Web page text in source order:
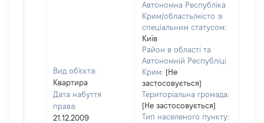
Вид об'єкта:
Квартира
Дата набуття
права:
21.12.2009
Автономна Республіка
Крим/область/місто зі
спеціальним статусом:
Київ
Район в області та
Автономній Республіці
Крим: [Не
застосовується]
Територіальна громада:
[Не застосовується]
Тип населеного пункту: